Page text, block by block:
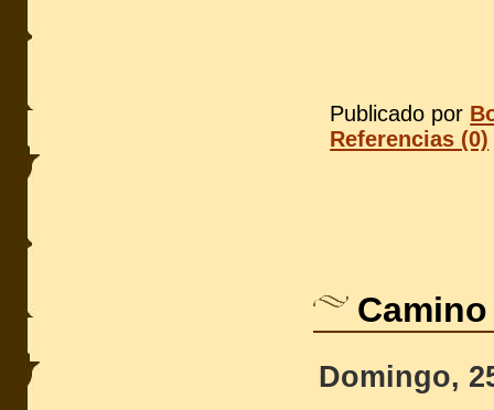
Publicado por
Referencias (0)
Domingo,